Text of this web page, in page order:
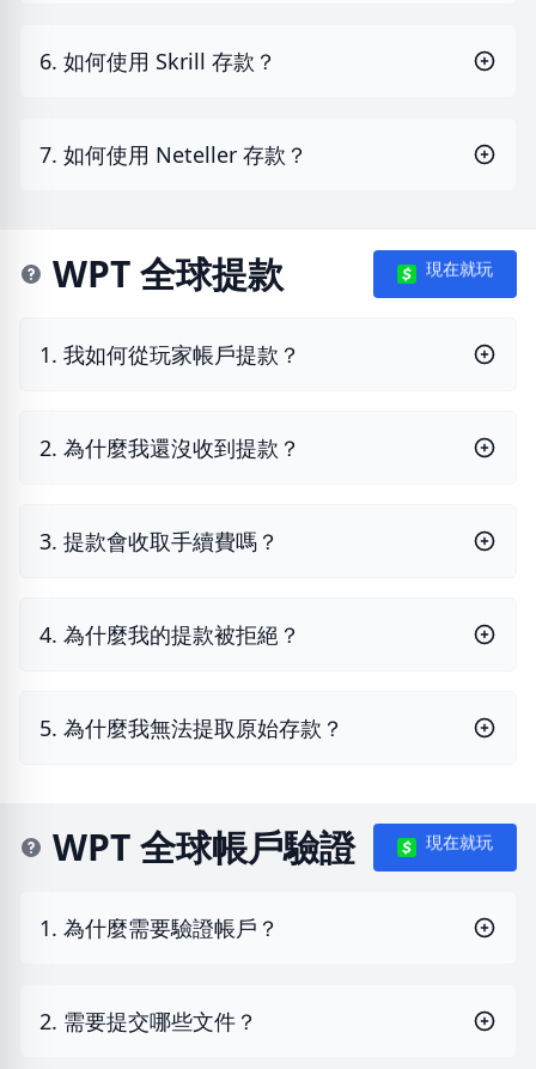
6. 如何使用 Skrill 存款？
7. 如何使用 Neteller 存款？
WPT 全球提款 現在就玩
1. 我如何從玩家帳戶提款？
2. 為什麼我還沒收到提款？
3. 提款會收取手續費嗎？
4. 為什麼我的提款被拒絕？
5. 為什麼我無法提取原始存款？
WPT 全球帳戶驗證 現在就玩
1. 為什麼需要驗證帳戶？
2. 需要提交哪些文件？